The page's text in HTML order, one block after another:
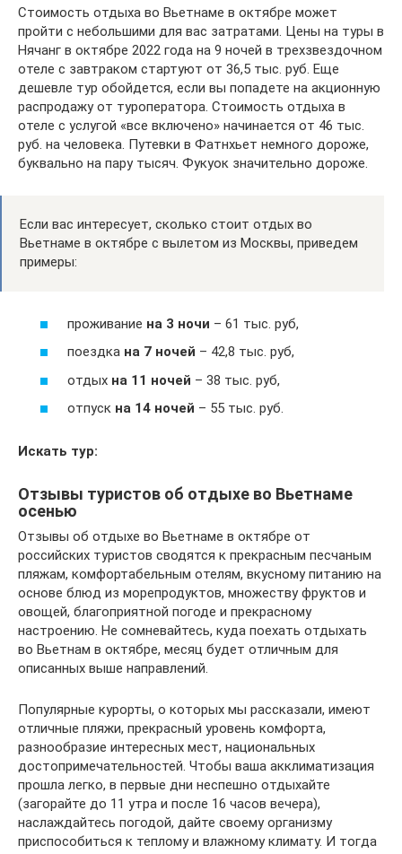
Стоимость отдыха во Вьетнаме в октябре может
пройти с небольшими для вас затратами. Цены на туры в
Нячанг в октябре 2022 года на 9 ночей в трехзвездочном
отеле с завтраком стартуют от 36,5 тыс. руб. Еще
дешевле тур обойдется, если вы попадете на акционную
распродажу от туроператора. Стоимость отдыха в
отеле с услугой «все включено» начинается от 46 тыс.
руб. на человека. Путевки в Фатнхьет немного дороже,
буквально на пару тысяч. Фукуок значительно дороже.
Если вас интересует, сколько стоит отдых во
Вьетнаме в октябре с вылетом из Москвы, приведем
примеры:
проживание на 3 ночи – 61 тыс. руб,
поездка на 7 ночей – 42,8 тыс. руб,
отдых на 11 ночей – 38 тыс. руб,
отпуск на 14 ночей – 55 тыс. руб.
Искать тур:
Отзывы туристов об отдыхе во Вьетнаме
осенью
Отзывы об отдыхе во Вьетнаме в октябре от
российских туристов сводятся к прекрасным песчаным
пляжам, комфортабельным отелям, вкусному питанию на
основе блюд из морепродуктов, множеству фруктов и
овощей, благоприятной погоде и прекрасному
настроению. Не сомневайтесь, куда поехать отдыхать
во Вьетнам в октябре, месяц будет отличным для
описанных выше направлений.
Популярные курорты, о которых мы рассказали, имеют
отличные пляжи, прекрасный уровень комфорта,
разнообразие интересных мест, национальных
достопримечательностей. Чтобы ваша акклиматизация
прошла легко, в первые дни неспешно отдыхайте
(загорайте до 11 утра и после 16 часов вечера),
наслаждайтесь погодой, дайте своему организму
приспособиться к теплому и влажному климату. И тогда